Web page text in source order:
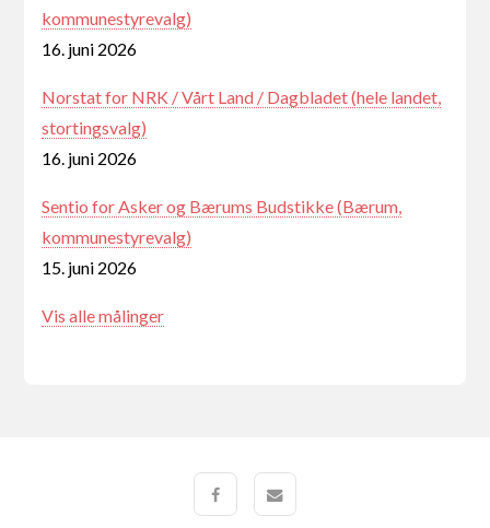
kommunestyrevalg)
16. juni 2026
Norstat for NRK / Vårt Land / Dagbladet (hele landet,
stortingsvalg)
16. juni 2026
Sentio for Asker og Bærums Budstikke (Bærum,
kommunestyrevalg)
15. juni 2026
Vis alle målinger